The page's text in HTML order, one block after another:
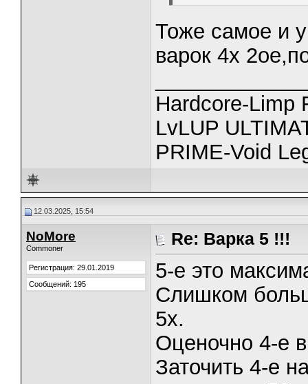
Тоже самое и у
варок 4х
Hardcore-Limp
LvLUP
PRIME-Void
12.03.2025, 15:54
NoMore
Commoner
Регистрация: 29.01.2019
Сообщений: 195
Re: Варка 5 !!!
5-е это
Слишком
5х.
Оценочно 4-е
Заточить 4-е